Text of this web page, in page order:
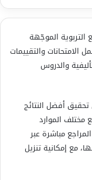
الموجّهة
الامتحانات والتقييمات
والدروس
أفضل النتائج
مختلف الموارد
مباشرة عبر
مع إمكانية تنزيل